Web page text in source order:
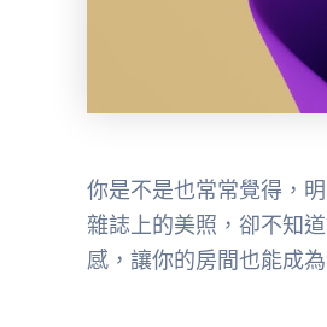
你是不是也常常覺得，
雜誌上的美照，卻不知
感，讓你的房間也能成